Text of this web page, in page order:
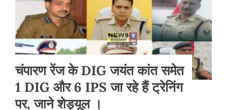
चंपारण रेंज के DIG जयंत कांत समेत
1 DIG और 6 IPS जा रहे हैं ट्रेनिंग
पर, जाने शेड्यूल ।